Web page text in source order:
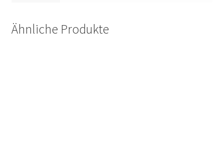
Ähnliche Produkte